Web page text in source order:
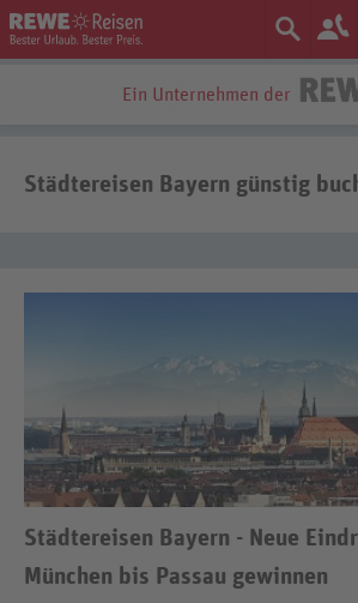
Ein Unternehmen der
Städtereisen Bayern günstig
Städtereisen Bayern - Neue
München bis Passau gewinnen